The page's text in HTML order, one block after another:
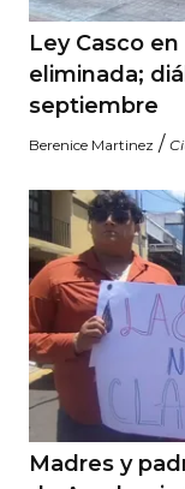
Ley Casco
eliminada;
septiembre
Berenice Martinez /
Madres y